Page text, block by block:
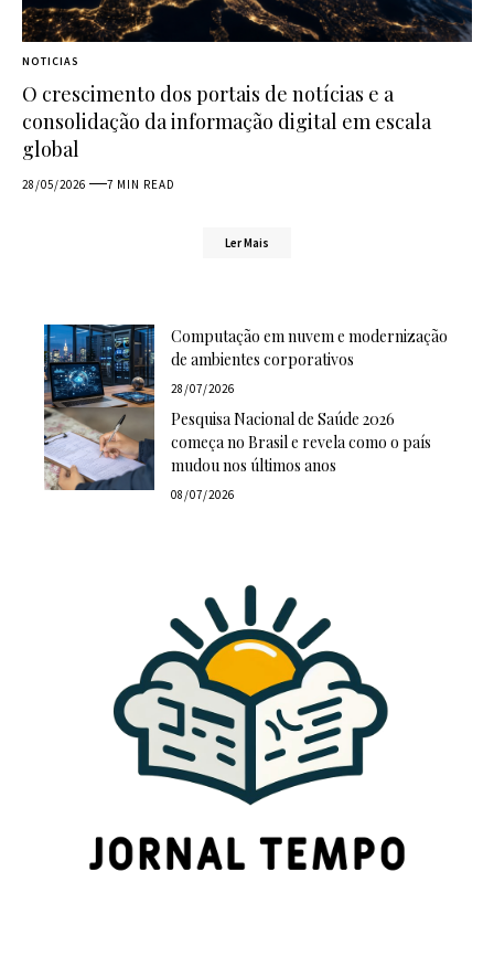
NOTICIAS
O crescimento dos portais de notícias e a
consolidação da informação digital em escala
global
28/05/2026 7 MIN READ
Ler Mais
Computação em nuvem e modernização
de ambientes corporativos
28/07/2026
Pesquisa Nacional de Saúde 2026
começa no Brasil e revela como o país
mudou nos últimos anos
08/07/2026